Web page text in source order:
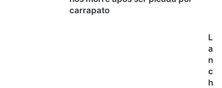
carrapato
L
a
n
c
h